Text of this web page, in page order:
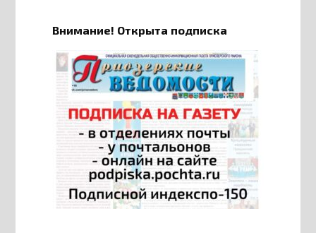
Внимание! Открыта подписка